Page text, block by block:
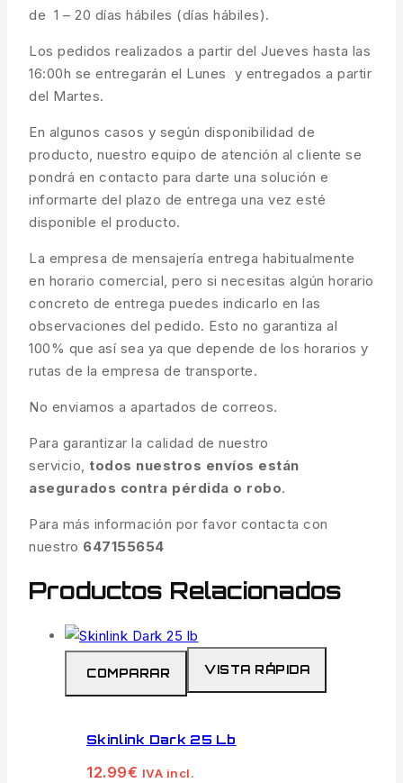
de 1 – 20 días hábiles (días hábiles).
Los pedidos realizados a partir del Jueves hasta las
16:00h se entregarán el Lunes y entregados a partir
del Martes.
En algunos casos y según disponibilidad de
producto, nuestro equipo de atención al cliente se
pondrá en contacto para darte una solución e
informarte del plazo de entrega una vez esté
disponible el producto.
La empresa de mensajería entrega habitualmente
en horario comercial, pero si necesitas algún horario
concreto de entrega puedes indicarlo en las
observaciones del pedido. Esto no garantiza al
100% que así sea ya que depende de los horarios y
rutas de la empresa de transporte.
No enviamos a apartados de correos.
Para garantizar la calidad de nuestro
servicio, todos nuestros envíos están
asegurados contra pérdida o robo.
Para más información por favor contacta con
nuestro 647155654
Productos Relacionados
COMPARAR VISTA RÁPIDA
Skinlink Dark 25 Lb
12.99€ IVA incl.